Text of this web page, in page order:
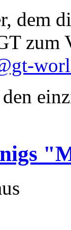
dem
zum